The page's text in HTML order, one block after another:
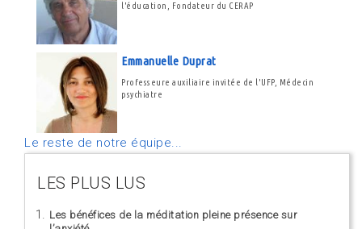
l'éducation, Fondateur du CERAP
Emmanuelle Duprat
Professeure auxiliaire invitée de l'UFP, Médecin
psychiatre
Le reste de notre équipe...
LES PLUS LUS
Les bénéfices de la méditation pleine présence sur